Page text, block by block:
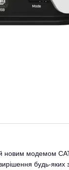
новим модемом
будь-яких